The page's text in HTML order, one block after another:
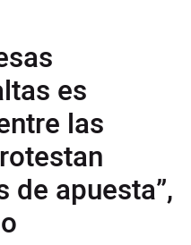
es
las
de apuesta”,